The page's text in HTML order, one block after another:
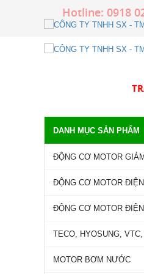
Hotline: 0918
DANH MỤC SẢN PHẨM
ĐỘNG CƠ MOTOR
GIẢM TỐC TRỤC
GIẢM TỐC ĐẦU
GIẢM TỐC ĐẦU
GIẢM TỐC CỐT ÂM
ĐỘNG CƠ MOTOR
Động Cơ Motor Điện
2800RPM
ĐỘNG CƠ MOTOR
Động Cơ Motor Điện
Động Cơ Motor Điện
TECO, HYOSUNG,
MOTOR TECO
MOTOR BƠM NƯỚC